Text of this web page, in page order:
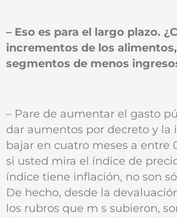
– Eso es para el largo plazo.
incrementos de los
segmentos de menos
– Pare de aumentar el gasto
dar aumentos por decreto y la
bajar en cuatro meses a entre
si usted mira el índice de
índice tiene inflación, no son
De hecho, desde la
los rubros que m s subieron,